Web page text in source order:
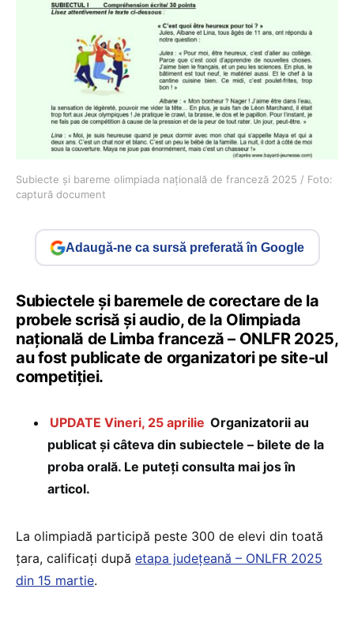
Subiecte și bareme olimpiada națională de franceză 2025 / Foto:
captură document
Adaugă-ne ca sursă preferată în Google
Subiectele și baremele de corectare de la
probele scrisă și audio, de la Olimpiada
națională de Limba franceză – ONLFR 2025,
au fost publicate de organizatori pe site-ul
competiției.
UPDATE Vineri, 25 aprilie Organizatorii au
publicat și câteva din subiectele – bilete de la
proba orală. Le puteți consulta mai jos în
articol.
La olimpiadă participă peste 300 de elevi din toată
țara, calificați după etapa județeană – ONLFR 2025
din 15 martie.